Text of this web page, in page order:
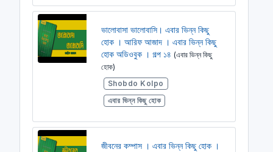
ভালোবাসা ভালোবাসি। এবার ভিন্ন কিছু
হোক । আরিফ আজাদ । এবার ভিন্ন কিছু
হোক অডিওবুক । গল্প ১৪ (এবার ভিন্ন কিছু
হোক)
Shobdo Kolpo
এবার ভিন্ন কিছু হোক
জীবনের কম্পাস । এবার ভিন্ন কিছু হোক ।